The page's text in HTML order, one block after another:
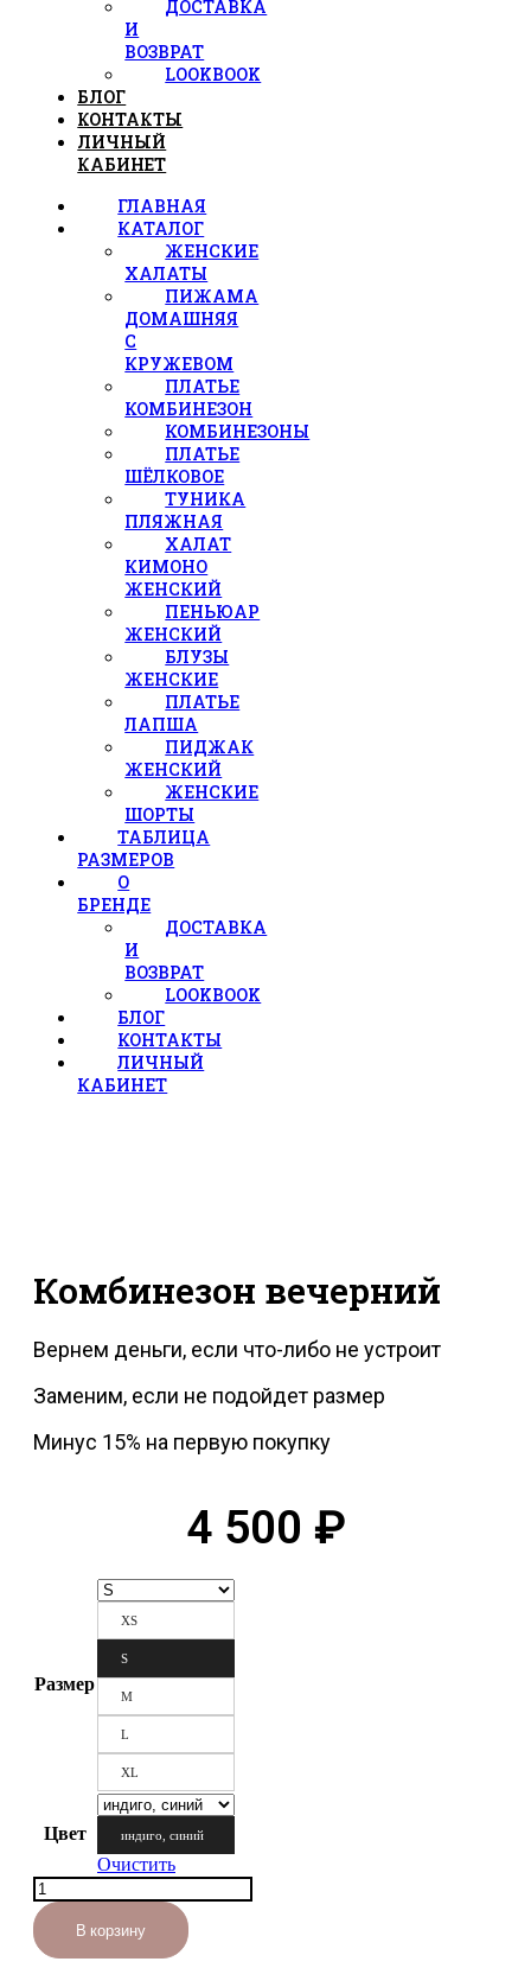
ДОСТАВКА
И
ВОЗВРАТ
LOOKBOOK
БЛОГ
КОНТАКТЫ
ЛИЧНЫЙ
КАБИНЕТ
ГЛАВНАЯ
КАТАЛОГ
ЖЕНСКИЕ
ХАЛАТЫ
ПИЖАМА
ДОМАШНЯЯ
С
КРУЖЕВОМ
ПЛАТЬЕ
КОМБИНЕЗОН
КОМБИНЕЗОНЫ
ПЛАТЬЕ
ШЁЛКОВОЕ
ТУНИКА
ПЛЯЖНАЯ
ХАЛАТ
КИМОНО
ЖЕНСКИЙ
ПЕНЬЮАР
ЖЕНСКИЙ
БЛУЗЫ
ЖЕНСКИЕ
ПЛАТЬЕ
ЛАПША
ПИДЖАК
ЖЕНСКИЙ
ЖЕНСКИЕ
ШОРТЫ
ТАБЛИЦА
РАЗМЕРОВ
О
БРЕНДЕ
ДОСТАВКА
И
ВОЗВРАТ
LOOKBOOK
БЛОГ
КОНТАКТЫ
ЛИЧНЫЙ
КАБИНЕТ
Комбинезон вечерний
Вернем деньги, если что-либо не устроит
Заменим, если не подойдет размер
Минус 15% на первую покупку
4 500 ₽
Размер
XS
S
M
L
XL
Цвет индиго, синий
Очистить
Количество
товара
Комбинезон
вечерний
В корзину